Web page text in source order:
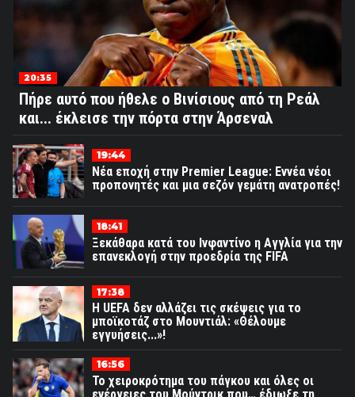
20:35
Πήρε αυτό που ήθελε ο Βινίσιους από τη Ρεάλ
και... έκλεισε την πόρτα στην Άρσεναλ
19:44
Νέα εποχή στην Premier League: Εννέα νέοι
προπονητές και μια σεζόν γεμάτη ανατροπές!
18:41
Ξεκάθαρα κατά του Ινφαντίνο η Αγγλία για την
επανεκλογή στην προεδρία της FIFA
17:38
Η UEFA δεν αλλάζει τις σκέψεις για το
μποϊκοτάζ στο Μουντιάλ: «Θέλουμε
εγγυήσεις...»!
16:56
Το χειροκρότημα του πάγκου και όλες οι